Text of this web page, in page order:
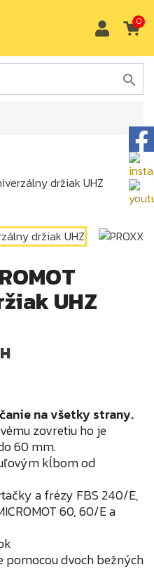

0
UHZ
na všetky strany.
zovretiu ho je
60 mm.
kĺbom od
a frézy FBS 240/E,
60, 60/E a
pomocou dvoch bežných